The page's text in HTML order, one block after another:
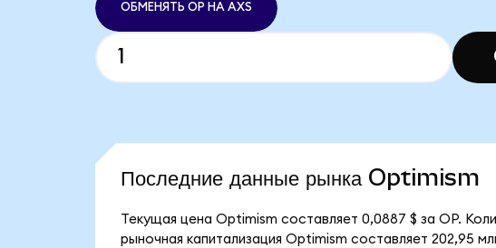
ОБМЕНЯТЬ OP НА AXS
Последние данные рынка Optimism
Текущая цена Optimism составляет 0,0887 $ за OP.
рыночная капитализация Optimism составляет 202,95